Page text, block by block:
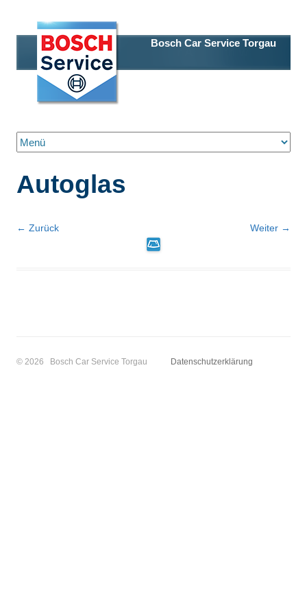
Bosch Car Service Torgau
Autoglas
← Zurück Weiter →
© 2026 Bosch Car Service Torgau Datenschutzerklärung